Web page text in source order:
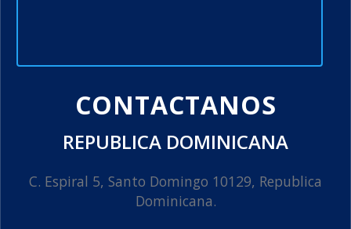
CONTACTANOS
REPUBLICA DOMINICANA
C. Espiral 5, Santo Domingo 10129, Republica
Dominicana.